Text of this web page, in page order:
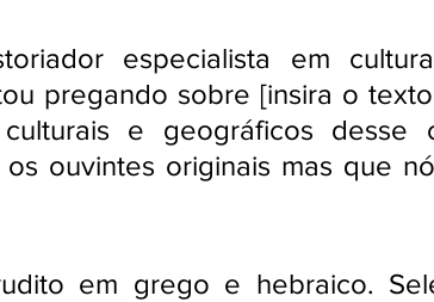
especialista em
pregando sobre [insira o
e geográficos desse
ouvintes originais mas que
em grego e hebraico.